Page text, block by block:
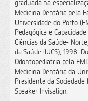
graduada na
Medicina Dentária pela
Universidade do Porto
Pedagógica e
Ciências da Saúde-
da Saúde (IUCS), 1998.
Odontopediatria pela
Medicina Dentária da
Presidente da
Speaker Invisalign.